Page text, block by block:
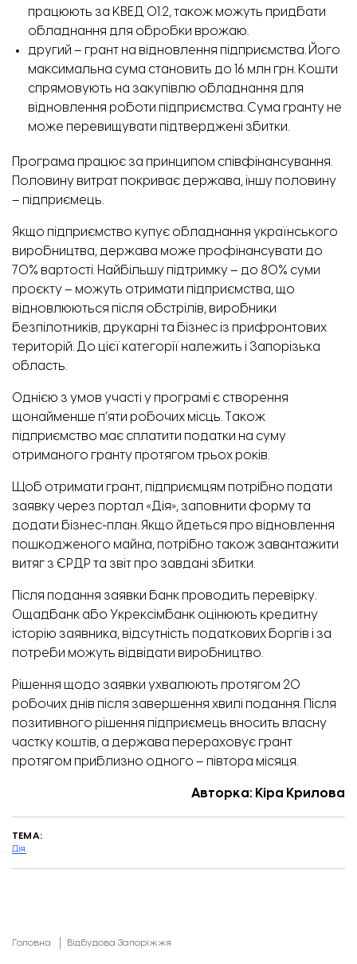
працюють за КВЕД 01.2, також можуть придбати
обладнання для обробки врожаю.
другий – грант на відновлення підприємства. Його
максимальна сума становить до 16 млн грн. Кошти
спрямовують на закупівлю обладнання для
відновлення роботи підприємства. Сума гранту не
може перевищувати підтверджені збитки.
Програма працює за принципом співфінансування.
Половину витрат покриває держава, іншу половину
– підприємець.
Якщо підприємство купує обладнання українського
виробництва, держава може профінансувати до
70% вартості. Найбільшу підтримку – до 80% суми
проєкту – можуть отримати підприємства, що
відновлюються після обстрілів, виробники
безпілотників, друкарні та бізнес із прифронтових
територій. До цієї категорії належить і Запорізька
область.
Однією з умов участі у програмі є створення
щонайменше п’яти робочих місць. Також
підприємство має сплатити податки на суму
отриманого гранту протягом трьох років.
Щоб отримати грант, підприємцям потрібно подати
заявку через портал «Дія», заповнити форму та
додати бізнес-план. Якщо йдеться про відновлення
пошкодженого майна, потрібно також завантажити
витяг з ЄРДР та звіт про завдані збитки.
Після подання заявки банк проводить перевірку.
Ощадбанк або Укрексімбанк оцінюють кредитну
історію заявника, відсутність податкових боргів і за
потреби можуть відвідати виробництво.
Рішення щодо заявки ухвалюють протягом 20
робочих днів після завершення хвилі подання. Після
позитивного рішення підприємець вносить власну
частку коштів, а держава перераховує грант
протягом приблизно одного – півтора місяця.
Авторка: Кіра Крилова
ТЕМА:
Дія
Головна Відбудова Запоріжжя